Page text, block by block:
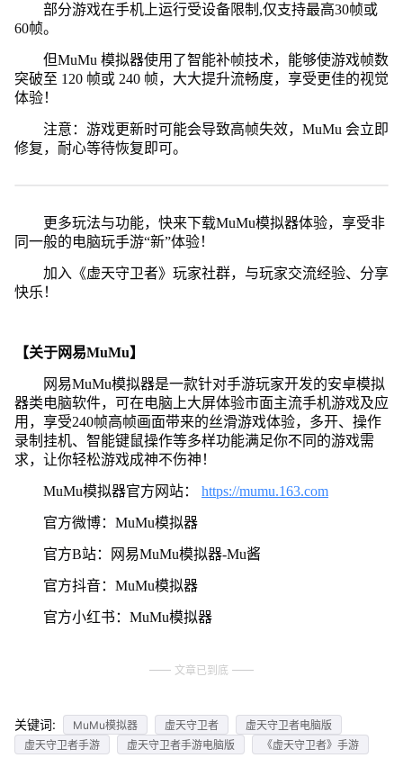
部分游戏在手机上运行受设备限制,仅支持最高30帧或
60帧。
但MuMu 模拟器使用了智能补帧技术，能够使游戏帧数
突破至 120 帧或 240 帧，大大提升流畅度，享受更佳的视觉
体验！
注意：游戏更新时可能会导致高帧失效，MuMu 会立即
修复，耐心等待恢复即可。
更多玩法与功能，快来下载MuMu模拟器体验，享受非
同一般的电脑玩手游“新”体验！
加入《虚天守卫者》玩家社群，与玩家交流经验、分享
快乐！
【关于网易MuMu】
网易MuMu模拟器是一款针对手游玩家开发的安卓模拟
器类电脑软件，可在电脑上大屏体验市面主流手机游戏及应
用，享受240帧高帧画面带来的丝滑游戏体验，多开、操作
录制挂机、智能键鼠操作等多样功能满足你不同的游戏需
求，让你轻松游戏成神不伤神！
MuMu模拟器官方网站： https://mumu.163.com
官方微博：MuMu模拟器
官方B站：网易MuMu模拟器-Mu酱
官方抖音：MuMu模拟器
官方小红书：MuMu模拟器
文章已到底
关键词: MuMu模拟器 虚天守卫者
虚天守卫者电脑版
虚天守卫者手游
虚天守卫者手游电脑版 《虚天守卫者》手游